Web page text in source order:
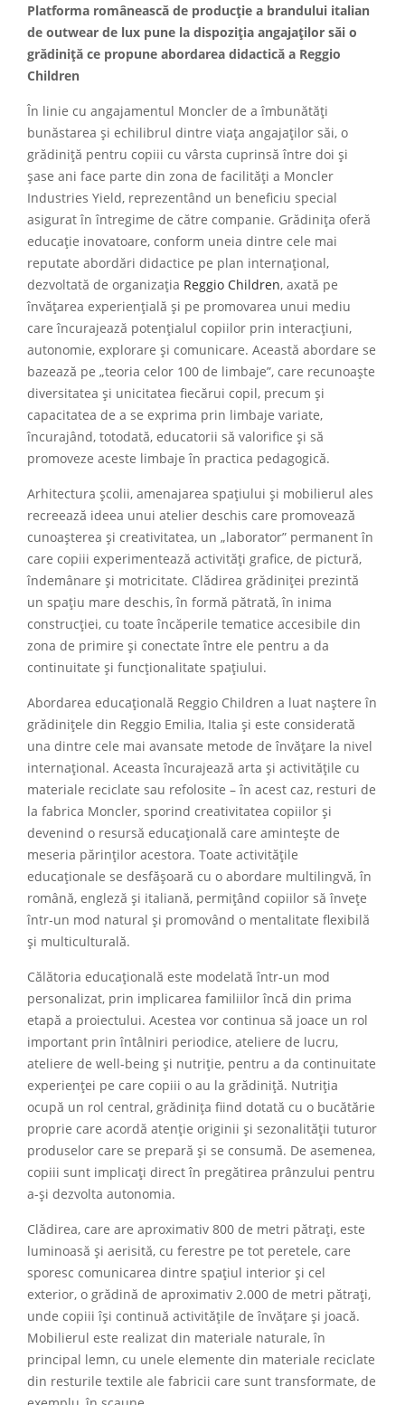
Platforma românească de producție a brandului italian
de outwear de lux pune la dispoziția angajaților săi o
grădiniță ce propune abordarea didactică a Reggio
Children
În linie cu angajamentul Moncler de a îmbunătăți
bunăstarea și echilibrul dintre viața angajaților săi, o
grădiniță pentru copiii cu vârsta cuprinsă între doi și
șase ani face parte din zona de facilități a Moncler
Industries Yield, reprezentând un beneficiu special
asigurat în întregime de către companie. Grădinița oferă
educație inovatoare, conform uneia dintre cele mai
reputate abordări didactice pe plan internațional,
dezvoltată de organizația Reggio Children, axată pe
învățarea experiențială și pe promovarea unui mediu
care încurajează potențialul copiilor prin interacțiuni,
autonomie, explorare și comunicare. Această abordare se
bazează pe „teoria celor 100 de limbaje”, care recunoaște
diversitatea și unicitatea fiecărui copil, precum și
capacitatea de a se exprima prin limbaje variate,
încurajând, totodată, educatorii să valorifice și să
promoveze aceste limbaje în practica pedagogică.
Arhitectura școlii, amenajarea spațiului și mobilierul ales
recreează ideea unui atelier deschis care promovează
cunoașterea și creativitatea, un „laborator” permanent în
care copiii experimentează activități grafice, de pictură,
îndemânare și motricitate. Clădirea grădiniței prezintă
un spațiu mare deschis, în formă pătrată, în inima
construcției, cu toate încăperile tematice accesibile din
zona de primire și conectate între ele pentru a da
continuitate și funcționalitate spațiului.
Abordarea educațională Reggio Children a luat naștere în
grădinițele din Reggio Emilia, Italia și este considerată
una dintre cele mai avansate metode de învățare la nivel
internațional. Aceasta încurajează arta și activitățile cu
materiale reciclate sau refolosite – în acest caz, resturi de
la fabrica Moncler, sporind creativitatea copiilor și
devenind o resursă educațională care amintește de
meseria părinților acestora. Toate activitățile
educaționale se desfășoară cu o abordare multilingvă, în
română, engleză și italiană, permițând copiilor să învețe
într-un mod natural și promovând o mentalitate flexibilă
și multiculturală.
Călătoria educațională este modelată într-un mod
personalizat, prin implicarea familiilor încă din prima
etapă a proiectului. Acestea vor continua să joace un rol
important prin întâlniri periodice, ateliere de lucru,
ateliere de well-being și nutriție, pentru a da continuitate
experienței pe care copiii o au la grădiniță. Nutriția
ocupă un rol central, grădinița fiind dotată cu o bucătărie
proprie care acordă atenție originii și sezonalității tuturor
produselor care se prepară și se consumă. De asemenea,
copiii sunt implicați direct în pregătirea prânzului pentru
a-și dezvolta autonomia.
Clădirea, care are aproximativ 800 de metri pătrați, este
luminoasă și aerisită, cu ferestre pe tot peretele, care
sporesc comunicarea dintre spațiul interior și cel
exterior, o grădină de aproximativ 2.000 de metri pătrați,
unde copiii își continuă activitățile de învățare și joacă.
Mobilierul este realizat din materiale naturale, în
principal lemn, cu unele elemente din materiale reciclate
din resturile textile ale fabricii care sunt transformate, de